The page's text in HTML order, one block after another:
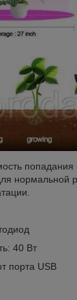
нормальной
40 Вт
порта USB